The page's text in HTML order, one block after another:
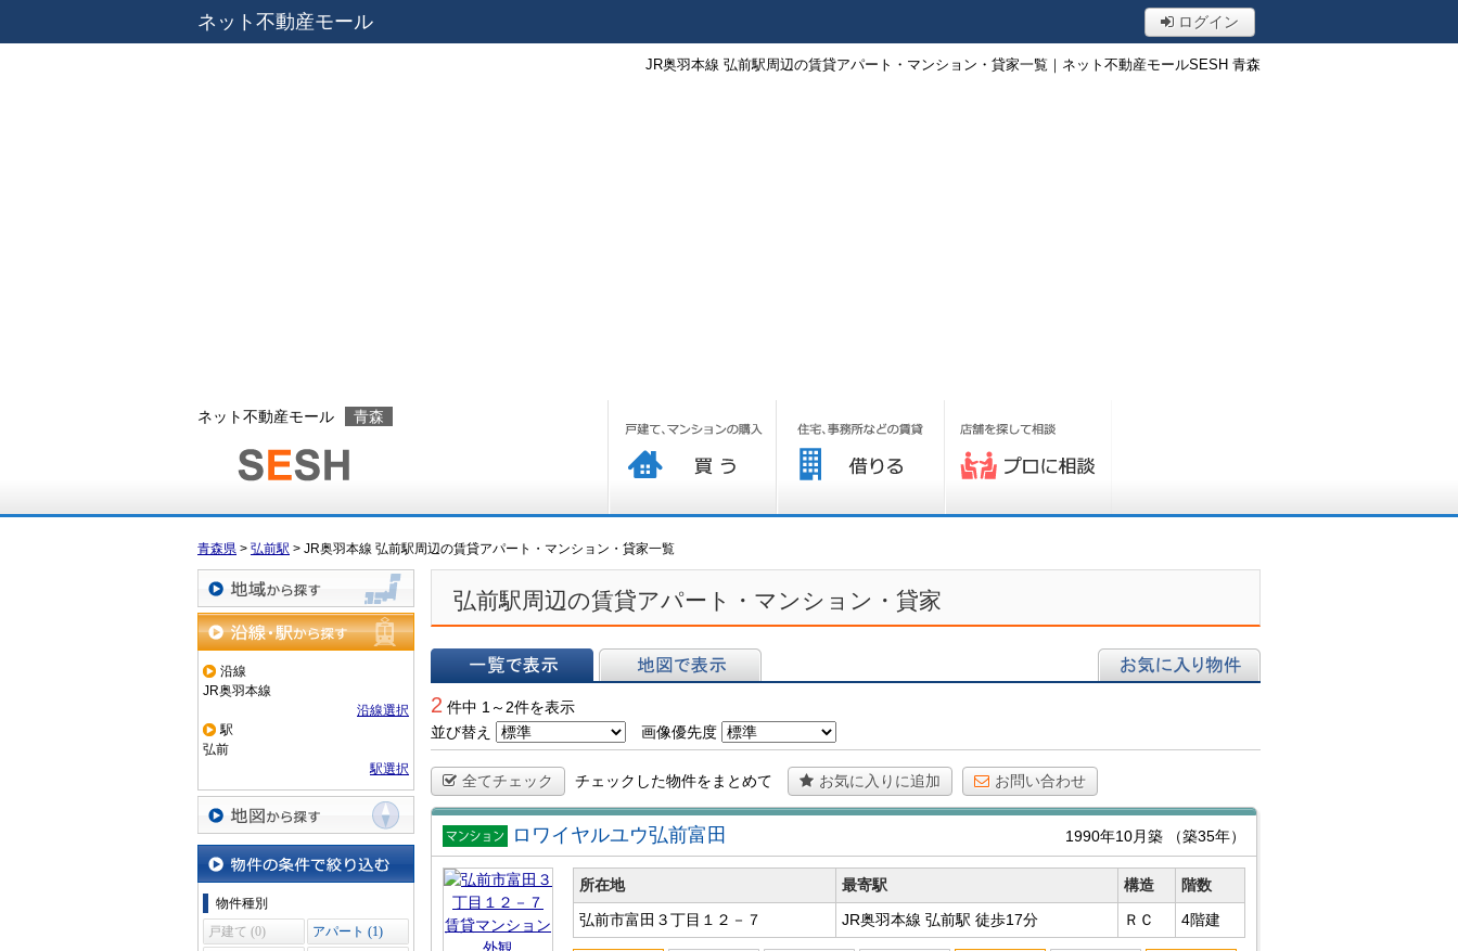
ネット不動産モール ログイン
JR奥羽本線 弘前駅周辺の賃貸アパート・マンション・貸家一覧｜ネット不動産モールSESH 青森
ネット不動産モール 青森
青森県 > 弘前駅 > JR奥羽本線 弘前駅周辺の賃貸アパート・マンション・貸家一覧
地域から探す
沿線・駅から探す
沿線
JR奥羽本線
沿線選択
駅
弘前
駅選択
地図から探す
物件の条件で絞り込む
物件種別
戸建て (0)
アパート (1)
弘前駅周辺の賃貸アパート・マンション・貸家
2 件中 1～2件を表示
並び替え
画像優先度
全てチェック チェックした物件をまとめて お気に入りに追加 お問い合わせ
賃貸マン
ション
ロワイヤルユウ弘前富田 1990年10月築 （築35年）
所在地 最寄駅 構造
階数
弘前市富田３丁目１２－７
JR奥羽本線 弘前駅 徒歩17分 ＲＣ 4階建